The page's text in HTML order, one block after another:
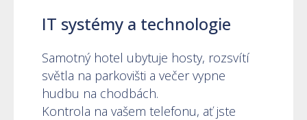
IT systémy a technologie
Samotný hotel ubytuje hosty, rozsvítí
světla na parkovišti a večer vypne
hudbu na chodbách.
Kontrola na vašem telefonu, ať jste